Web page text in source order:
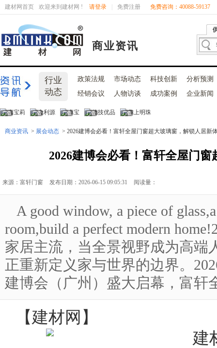
建材网首页 欢迎来到建材网 ! 请登录 免费注册 免费咨询：40088-59137
商业资讯
行业
动态
政策法规 市场动态 科技创新
分析预测
经销会议
人物访谈 成功案例 企业新闻
商业资讯 > 展会动态 > 2026建博会必看！富轩全屋门窗超大玻璃窗，解锁人居新
2026建博会必看！富轩全屋门
来源：富轩门窗 发布日期：2026-06-15 09:05:31 阅读量：
A good window, a piece of
room,build a perfect modern
家居主流，当全景视野成为高端
正重新定义家与世界的边界。
建博会（广州）盛大启幕，富轩
【建材网 】